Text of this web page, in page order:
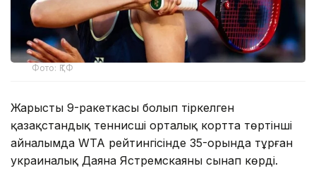
Фото: ҚТФ
Жарыстың 9-ракеткасы болып тіркелген
қазақстандық теннисші орталық кортта төртінші
айналымда WTA рейтингісінде 35-орында тұрған
украиналық Даяна Ястремскаяны сынап көрді.